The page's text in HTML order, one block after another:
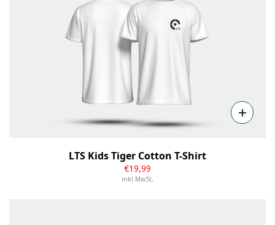
LTS Kids Tiger Cotton T-Shirt
€19,99
inkl MwSt,